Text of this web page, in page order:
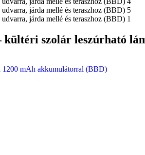
szolár leszúrható
1200 mAh akkumulátorral (BBD)